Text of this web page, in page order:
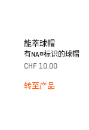
能萃球帽
有NA®标识的球帽
CHF 10.00
转至产品